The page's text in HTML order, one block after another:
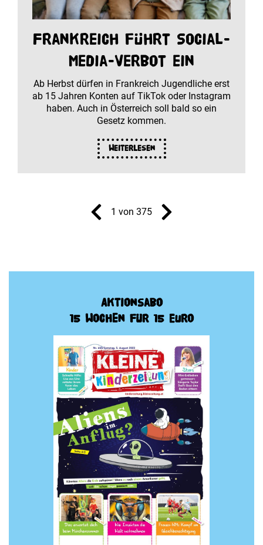
Frankreich führt Social-
Media-Verbot ein
Ab Herbst dürfen in Frankreich Jugendliche erst
ab 15 Jahren Konten auf TikTok oder Instagram
haben. Auch in Österreich soll bald so ein
Gesetz kommen.
Weiterlesen
1 von 375
Aktionsabo
15 Wochen für 15 Euro